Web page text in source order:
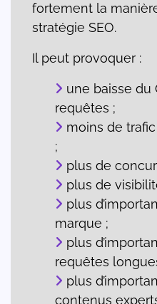
fortement la
stratégie SEO.
Il peut provoquer :
une baisse du
requêtes ;
moins de
;
plus de
plus de
plus
marque ;
plus
requêtes
plus
contenus